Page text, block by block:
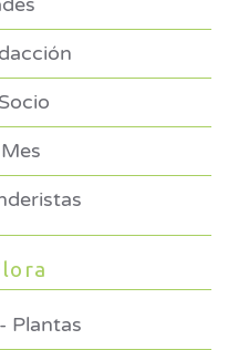
Plantas